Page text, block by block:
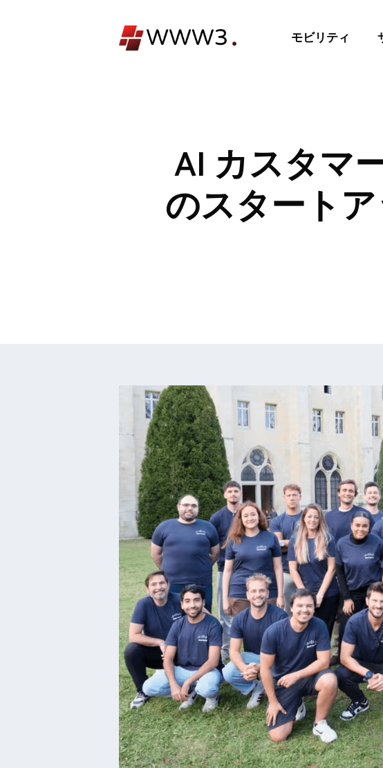
モビリティ
AI カスタマ
のスタート